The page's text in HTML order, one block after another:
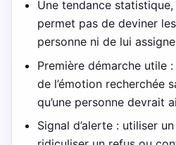
Une tendance statistique,
permet pas de deviner les
personne ni de lui
Première démarche utile
de l’émotion recherchée
qu’une personne devrait
Signal d’alerte : utiliser